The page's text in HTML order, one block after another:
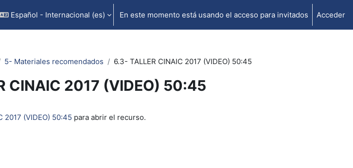
Español - Internacional ‎(es)‎ En este momento está usando el acceso para invitados Acceder
5- Materiales recomendados 6.3- TALLER CINAIC 2017 (VIDEO) 50:45
CINAIC 2017 (VIDEO) 50:45
2017 (VIDEO) 50:45 para abrir el recurso.